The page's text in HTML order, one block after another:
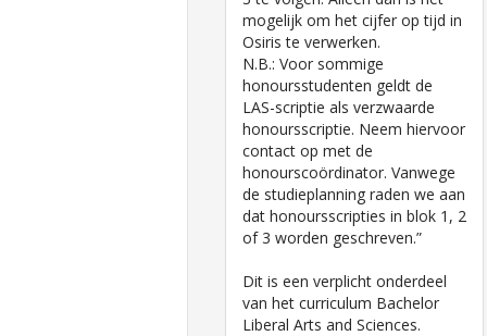
mogelijk om het cijfer op tijd in
Osiris te verwerken.
N.B.: Voor sommige
honoursstudenten geldt de
LAS-scriptie als verzwaarde
honoursscriptie. Neem hiervoor
contact op met de
honourscoördinator. Vanwege
de studieplanning raden we aan
dat honoursscripties in blok 1, 2
of 3 worden geschreven.”
Dit is een verplicht onderdeel
van het curriculum Bachelor
Liberal Arts and Sciences.